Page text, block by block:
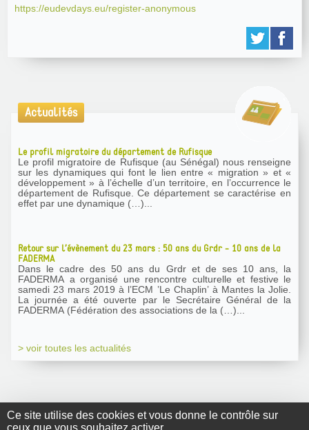
Ce site utilise des cookies et vous donne le contrôle sur
ceux que vous souhaitez activer
https://eudevdays.eu/register-anonymous
Actualités
Le profil migratoire du département de Rufisque
Le profil migratoire de Rufisque (au Sénégal) nous renseigne
sur les dynamiques qui font le lien entre « migration » et «
développement » à l’échelle d’un territoire, en l’occurrence le
département de Rufisque. Ce département se caractérise en
effet par une dynamique (…)...
Retour sur l’évènement du 23 mars : 50 ans du Grdr - 10 ans de la
FADERMA
Dans le cadre des 50 ans du Grdr et de ses 10 ans, la
FADERMA a organisé une rencontre culturelle et festive le
samedi 23 mars 2019 à l’ECM ’Le Chaplin’ à Mantes la Jolie.
La journée a été ouverte par le Secrétaire Général de la
FADERMA (Fédération des associations de la (…)...
> voir toutes les actualités